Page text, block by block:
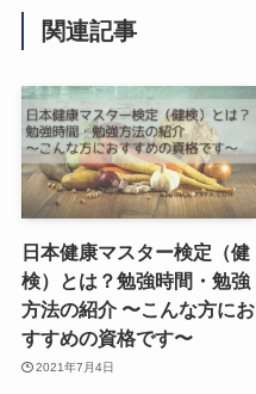
関連記事
日本健康マスター検定（健
検）とは？勉強時間・勉強
方法の紹介 〜こんな方にお
すすめの資格です〜
2021年7月4日